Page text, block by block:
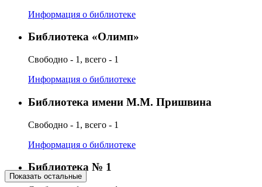
Информация о библиотеке
Библиотека «Олимп»
Свободно - 1, всего - 1
Информация о библиотеке
Библиотека имени М.М. Пришвина
Свободно - 1, всего - 1
Информация о библиотеке
Библиотека № 1
Показать остальные